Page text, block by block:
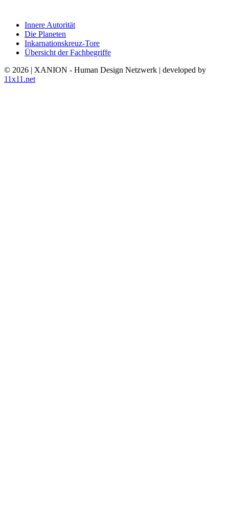
Innere Autorität
Die Planeten
Inkarnationskreuz-Tore
Übersicht der Fachbegriffe
© 2026 | XANION - Human Design Netzwerk | developed by
11x11.net